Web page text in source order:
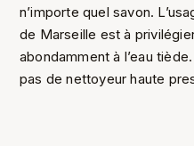
n’importe quel savon.
de Marseille est à
abondamment à l’eau
pas de nettoyeur haute